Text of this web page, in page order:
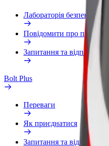
Лабораторія безпеки
Повідомити про проблему
Запитання та відповіді
Bolt Plus
Переваги
Як приєднатися
Запитання та відповіді